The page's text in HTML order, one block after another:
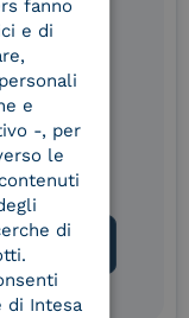
EN ISO 37001
ISO 27001
ISO 27018
disponibili
Inoltrando il
le
ITALIAN
fanno
e di
e
-, per
le
di
di Intesa